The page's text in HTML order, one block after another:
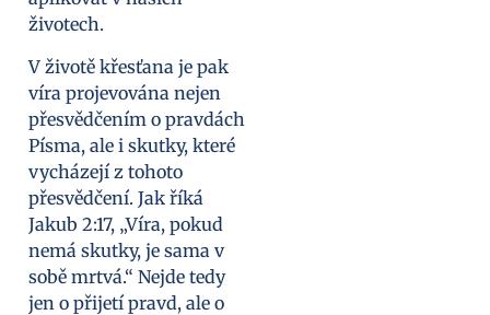
životech.
V životě křesťana je pak
víra projevována nejen
přesvědčením o pravdách
Písma, ale i skutky, které
vycházejí z tohoto
přesvědčení. Jak říká
Jakub 2:17, „Víra, pokud
nemá skutky, je sama v
sobě mrtvá.“ Nejde tedy
jen o přijetí pravd, ale o